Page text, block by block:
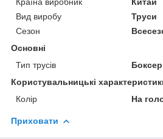
Вид виробу
Труси
Сезон
Основні
Тип трусів
Користувальницькі
Колір
На
Приховати